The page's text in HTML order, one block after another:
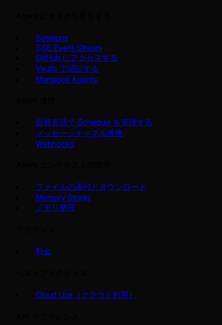
Sessions
SSE Event Stream
GitHub にアクセスする
Vaults で認証する
Managed Agents
自然言語で Schedule を管理する
メッセージチャネル連携
Webhooks
ファイルの添付とダウンロード
Memory Stores
メモリ整理
料金
Cloud Use（クラウド利用）